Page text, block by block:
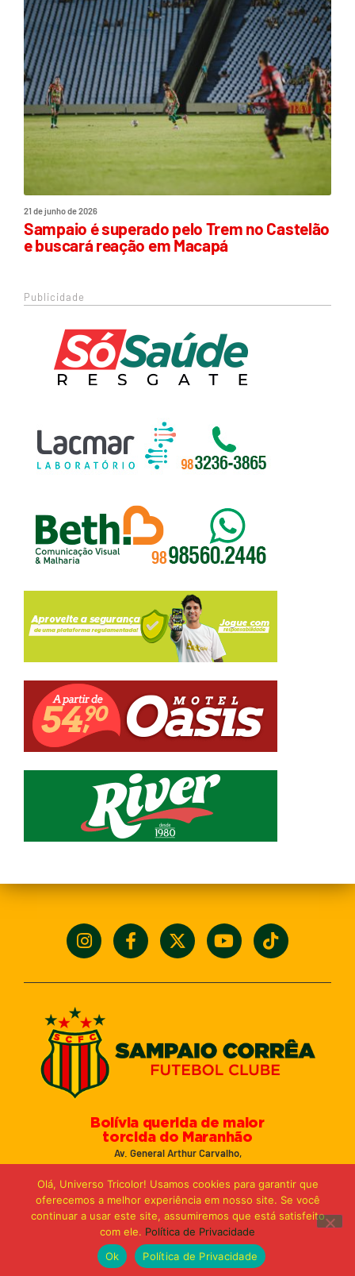
21 de junho de 2026
Sampaio é superado pelo Trem no Castelão
e buscará reação em Macapá
Publicidade
Bolívia querida de maior
torcida do Maranhão
Av. General Arthur Carvalho,
Email: marketing@sampaiocorreafc.com.br
© 2021 • Sampaio Corrêa Futebol Clube
Web Design: MP Marketing, Promo e Digital
Olá, Universo Tricolor! Usamos cookies para garantir que
oferecemos a melhor experiência em nosso site. Se você
continuar a usar este site, assumiremos que está satisfeito
com ele. Política de Privacidade
Ok
Política de Privacidade